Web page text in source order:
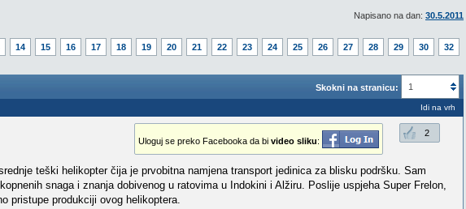
Napisano na dan: 30.5.2011
14 15 16 17 18 19 20 21 22 23 24 25 26 27 28 29 30 32
Skokni na stranicu: 1
Idi na vrh
2
Uloguj se preko Facebooka da bi video sliku:
teški helikopter čija je prvobitna namjena transport jedinica za blisku podršku. Sam
snaga i znanja dobivenog u ratovima u Indokini i Alžiru. Poslije uspjeha Super Frelon,
pristupe produkciji ovog helikoptera.